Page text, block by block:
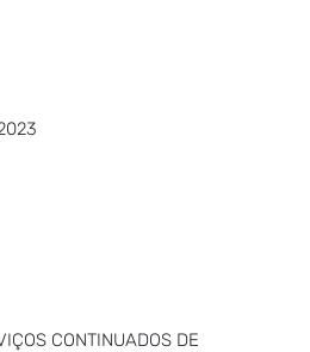
CONTINUADOS DE